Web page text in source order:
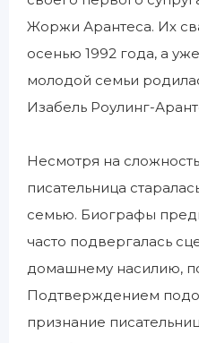
Жоржи Арантеса. Их
осенью 1992 года, а
молодой семьи
Изабель Роулинг-
Несмотря на
писательница
семью. Биографы
часто подвергалась
домашнему насилию,
Подтверждением
признание